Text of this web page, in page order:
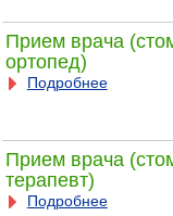
Прием врача
ортопед)
Подробнее
Прием врача
терапевт)
Подробнее